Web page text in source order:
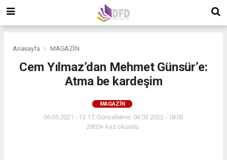
Anasayfa MAGAZİN
Cem Yılmaz’dan Mehmet Günsür’e:
Atma be kardeşim
MAGAZİN
06.05.2021 - 13:17, Güncelleme: 04.03.2022 - 18:03
2803+ kez okundu.